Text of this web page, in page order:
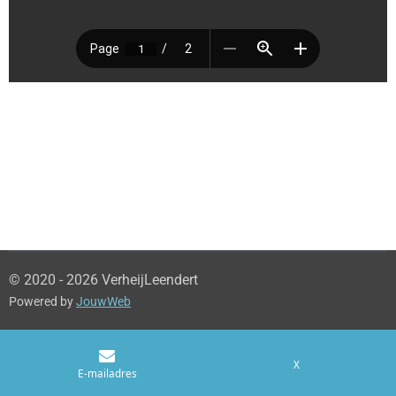
© 2020 - 2026 VerheijLeendert
Powered byJouwWeb
E-mailadres
X